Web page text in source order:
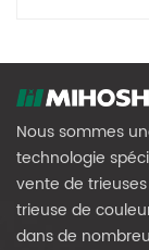
Nous sommes
technologie
vente de
trieuse de
dans de